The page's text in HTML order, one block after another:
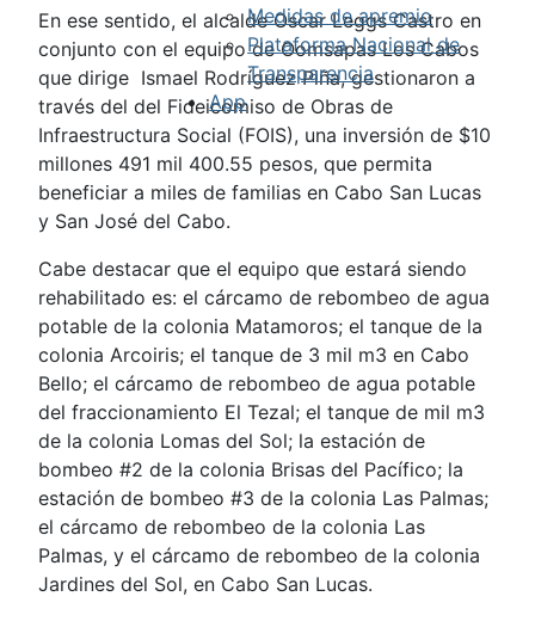
Medidas de apremio
Plataforma Nacional de
Transparencia
App
En ese sentido, el alcalde Oscar Leggs Castro en
conjunto con el equipo de Oomsapas Los Cabos
que dirige Ismael Rodríguez Piña, gestionaron a
través del del Fideicomiso de Obras de
Infraestructura Social (FOIS), una inversión de $10
millones 491 mil 400.55 pesos, que permita
beneficiar a miles de familias en Cabo San Lucas
y San José del Cabo.
Cabe destacar que el equipo que estará siendo
rehabilitado es: el cárcamo de rebombeo de agua
potable de la colonia Matamoros; el tanque de la
colonia Arcoiris; el tanque de 3 mil m3 en Cabo
Bello; el cárcamo de rebombeo de agua potable
del fraccionamiento El Tezal; el tanque de mil m3
de la colonia Lomas del Sol; la estación de
bombeo #2 de la colonia Brisas del Pacífico; la
estación de bombeo #3 de la colonia Las Palmas;
el cárcamo de rebombeo de la colonia Las
Palmas, y el cárcamo de rebombeo de la colonia
Jardines del Sol, en Cabo San Lucas.